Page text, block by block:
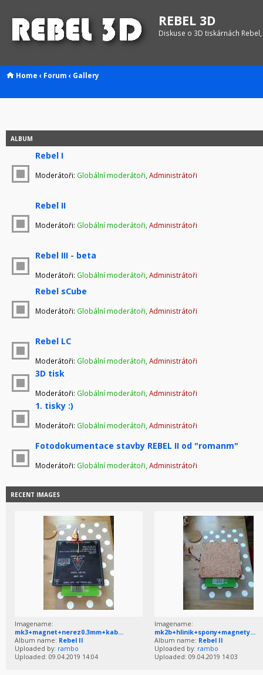
REBEL 3D
Diskuse o 3D tiskárnách
Home ‹ Forum ‹ Gallery
ALBUM
Rebel I
Moderátoři: Globální moderátoři Administrátoři
Rebel II
Moderátoři: Globální moderátoři Administrátoři
Rebel III - beta
Moderátoři: Globální moderátoři Administrátoři
Rebel sCube
Moderátoři: Globální moderátoři Administrátoři
Rebel LC
Moderátoři: Globální moderátoři Administrátoři
3D tisk
Moderátoři: Globální moderátoři Administrátoři
1. tisky :)
Moderátoři: Globální moderátoři Administrátoři
Fotodokumentace stavby REBEL II od "romanm"
Moderátoři: Globální moderátoři Administrátoři
RECENT IMAGES
Imagename:
mk3+magnet+nerez0.3mm+kab...
Album name: Rebel II
Uploaded by: rambo
Uploaded: 09.04.2019 14:04
Imagename:
mk2b+hlinik+spony+magnety...
Album name: Rebel II
Uploaded by: rambo
Uploaded: 09.04.2019 14:03